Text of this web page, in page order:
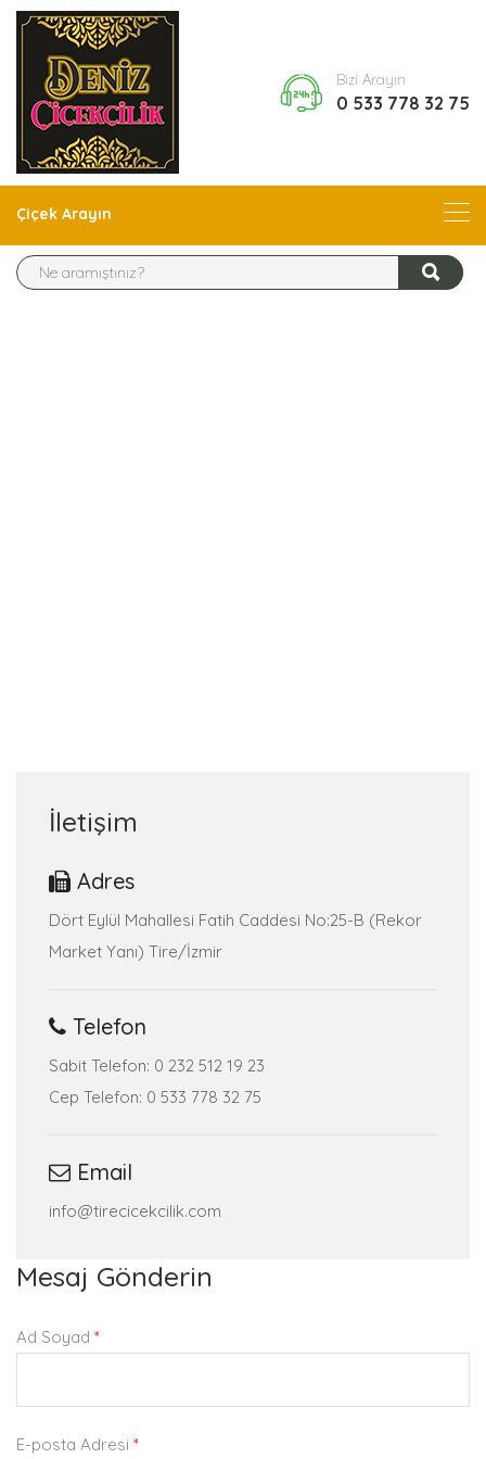
Bizi Arayın
0 533 778 32 75
Çiçek Arayın
İletişim
Adres
Dört Eylül Mahallesi Fatih Caddesi No:25-B (Rekor
Market Yanı) Tire/İzmir
Telefon
Sabit Telefon: 0 232 512 19 23
Cep Telefon: 0 533 778 32 75
Email
info@tirecicekcilik.com
Mesaj Gönderin
Ad Soyad *
E-posta Adresi *